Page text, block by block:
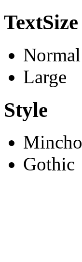
TextSize
Normal
Large
Style
Mincho
Gothic